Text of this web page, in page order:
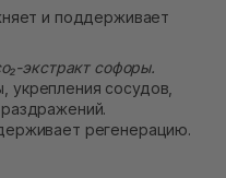
и поддерживает
экстракт софоры.
сосудов,
регенерацию.